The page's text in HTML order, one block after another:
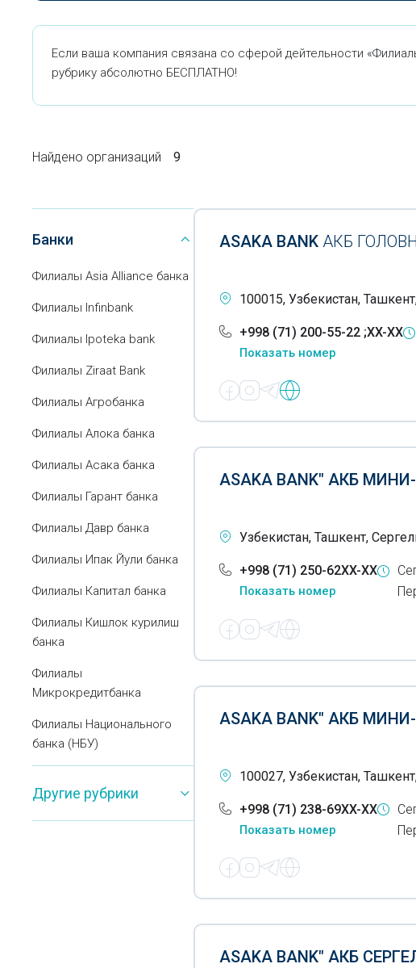
Если ваша компания связана со сферой дейтельности
рубрику абсолютно БЕСПЛАТНО!
Найдено организаций 9
Банки
Филиалы Asia Alliance банка
Филиалы Infinbank
Филиалы Ipoteka bank
Филиалы Ziraat Bank
Филиалы Агробанка
Филиалы Алока банка
Филиалы Асака банка
Филиалы Гарант банка
Филиалы Давр банка
Филиалы Ипак Йули банка
Филиалы Капитал банка
Филиалы Кишлок курилиш
банка
Филиалы
Микрокредитбанка
Филиалы Национального
банка (НБУ)
Филиалы Промстройбанка
Другие рубрики
ASAKA BANK АКБ
100015, Узбекистан,
+998 (71) 200-55-22 ;XX-XX
Показать номер
ASAKA BANK" АКБ МИНИ-
Узбекистан, Ташкент,
+998 (71) 250-62XX-XX
Показать номер
ASAKA BANK" АКБ
100027, Узбекистан,
+998 (71) 238-69XX-XX
Показать номер
ASAKA BANK" АКБ